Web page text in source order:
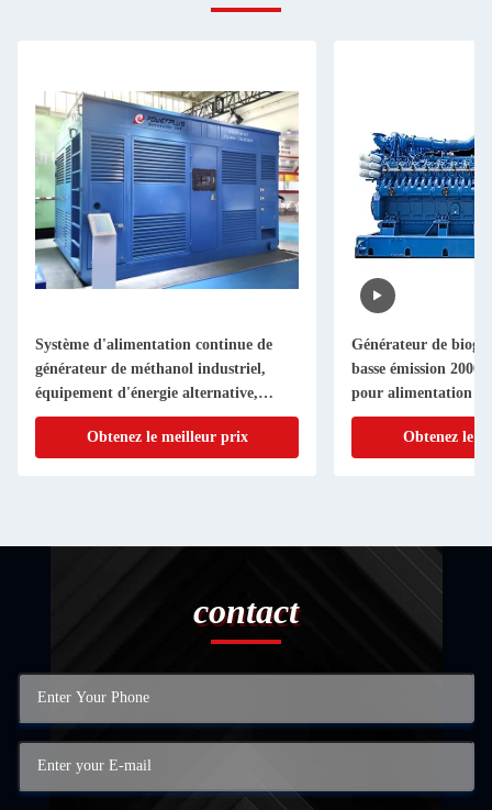
Système d'alimentation continue de
générateur de méthanol industriel,
équipement d'énergie alternative,
solution de secours à performance
Obtenez le meilleur prix
Générateur de
basse émission
pour alimentation
Obtenez le
contact